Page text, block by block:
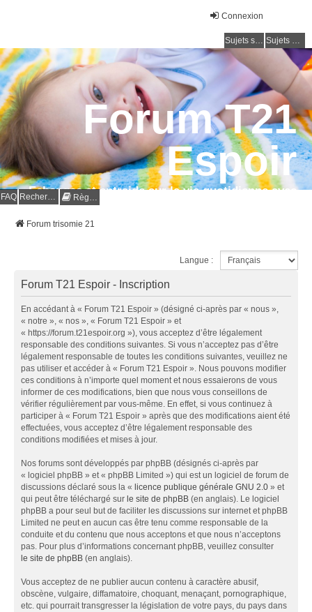
Connexion
Sujets sans réponse Sujets actifs
Forum T21
Espoir
Echanges et entraide sur la vie quotidienne avec
FAQ Rechercher Règles
Forum trisomie 21
Langue :
Forum T21 Espoir - Inscription
En accédant à « Forum T21 Espoir » (désigné ci-après par « nous »,
« notre », « nos », « Forum T21 Espoir » et
« https://forum.t21espoir.org »), vous acceptez d’être légalement
responsable des conditions suivantes. Si vous n’acceptez pas d’être
légalement responsable de toutes les conditions suivantes, veuillez ne
pas utiliser et accéder à « Forum T21 Espoir ». Nous pouvons modifier
ces conditions à n’importe quel moment et nous essaierons de vous
informer de ces modifications, bien que nous vous conseillons de
vérifier régulièrement par vous-même. En effet, si vous continuez à
participer à « Forum T21 Espoir » après que des modifications aient été
effectuées, vous acceptez d’être légalement responsable des
conditions modifiées et mises à jour.
Nos forums sont développés par phpBB (désignés ci-après par
« logiciel phpBB » et « phpBB Limited ») qui est un logiciel de forum de
discussions déclaré sous la « licence publique générale GNU 2.0 » et
qui peut être téléchargé sur le site de phpBB (en anglais). Le logiciel
phpBB a pour seul but de faciliter les discussions sur internet et phpBB
Limited ne peut en aucun cas être tenu comme responsable de la
conduite et du contenu que nous acceptons et que nous n’acceptons
pas. Pour plus d’informations concernant phpBB, veuillez consulter
le site de phpBB (en anglais).
Vous acceptez de ne publier aucun contenu à caractère abusif,
obscène, vulgaire, diffamatoire, choquant, menaçant, pornographique,
etc. qui pourrait transgresser la législation de votre pays, du pays dans